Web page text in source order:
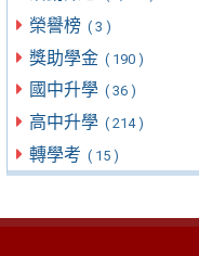
榮譽榜 ( 3 )
獎助學金 ( 190 )
國中升學 ( 36 )
高中升學 ( 214 )
轉學考 ( 15 )